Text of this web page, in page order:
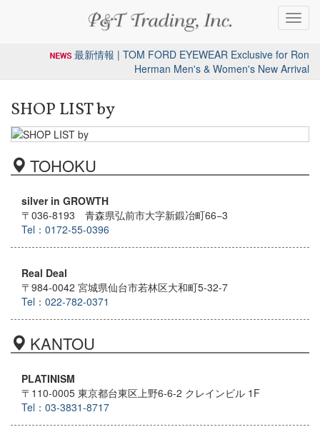
最新情報 | TOM FORD EYEWEAR Exclusive for Ron
Herman Men's & Women's New Arrival
SHOP LIST by
TOHOKU
silver in GROWTH
〒036-8193 青森県弘前市大字新鍛冶町66−3
Tel：0172-55-0396
Real Deal
〒984-0042 宮城県仙台市若林区大和町5-32-7
Tel：022-782-0371
KANTOU
PLATINISM
〒110-0005 東京都台東区上野6-6-2 クレインビル 1F
Tel：03-3831-8717